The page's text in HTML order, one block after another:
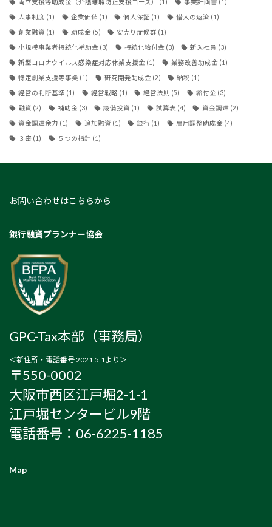
両立支援等助成金（介護離職防止支援コース） (1) 事業計画書 (1)
人事制度 (1) 企業価値(1) 個人保証 (1) 借入の返済 (1)
創業融資 (1) 助成金 (5) 安売り症候群 (1)
小規模事業者持続化補助金 (3) 持続化給付金 (3) 新入社員 (3)
新型コロナウイルス感染症対応休業支援金 (1) 業務改善助成金 (1)
特定創業支援等事業 (1) 研究開発助成金 (2) 納税 (1)
経営の判断基準 (1) 経営戦略 (1) 経営法則 (5) 給付金 (3)
融資 (2) 補助金 (3) 設備投資 (1) 試算表 (4) 資金調達 (2)
資金調達余力 (1) 追加融資 (1) 銀行 (1) 雇用調整助成金 (4)
３密 (1) ５つの指針 (1)
お問い合わせはこちらから
銀行融資プランナー協会
GPC-Tax本部（事務局）
＜新住所・電話番号 2021.5.1より＞
〒550-0002
大阪市西区江戸堀2-1-1
江戸堀センタービル9階
電話番号：06-6225-1185
Map